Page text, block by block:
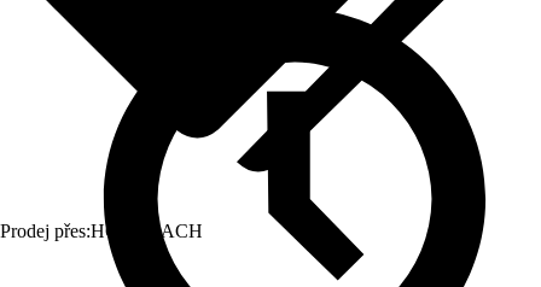
Prodej přes:HORNBACH